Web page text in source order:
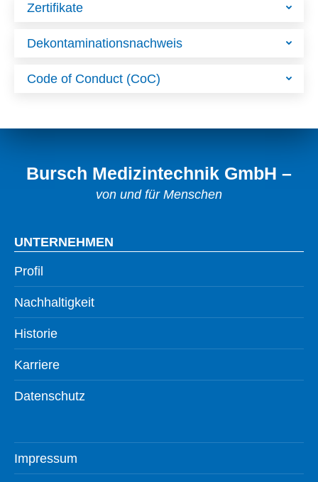
Zertifikate
Dekontaminationsnachweis
Code of Conduct (CoC)
Bursch Medizintechnik GmbH –
von und für Menschen
UNTERNEHMEN
Profil
Nachhaltigkeit
Historie
Karriere
Datenschutz
Impressum